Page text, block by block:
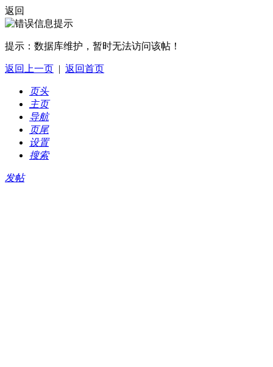
返回
提示： 数据库维护，暂时无法访问该帖！
返回上一页 | 返回首页
页头
主页
导航
页尾
设置
搜索
发帖